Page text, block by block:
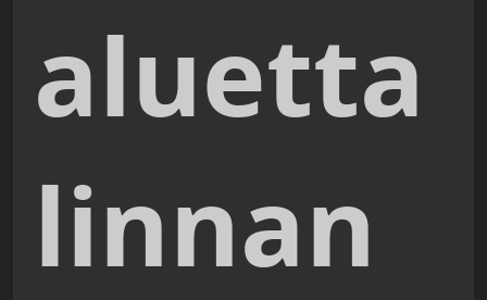
aluetta
linnan